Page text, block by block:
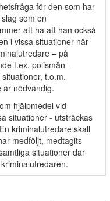
för den som har
som en
att ha att han också
i vissa situationer när
– på
t.ex. polismän -
t.o.m.
är nödvändig.
hjälpmedel vid
situationer - utsträckas
kriminalutredare skall
medföljt, medtagits
situationer där